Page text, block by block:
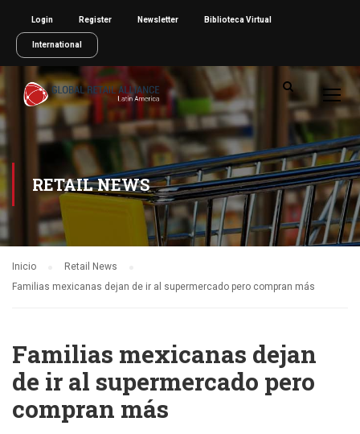
Login Register Newsletter Biblioteca Virtual
International
RETAIL NEWS
Inicio
Retail News
Familias mexicanas dejan de ir al supermercado pero compran más
Familias mexicanas dejan
de ir al supermercado pero
compran más